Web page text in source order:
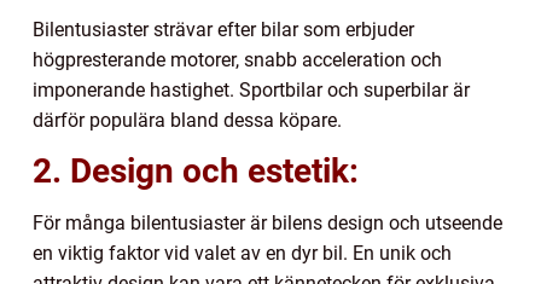
Bilentusiaster strävar efter bilar som erbjuder
högpresterande motorer, snabb acceleration och
imponerande hastighet. Sportbilar och superbilar är
därför populära bland dessa köpare.
2. Design och estetik:
För många bilentusiaster är bilens design och utseende
en viktig faktor vid valet av en dyr bil. En unik och